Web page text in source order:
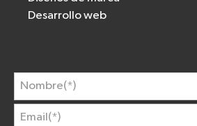
Desarrollo web